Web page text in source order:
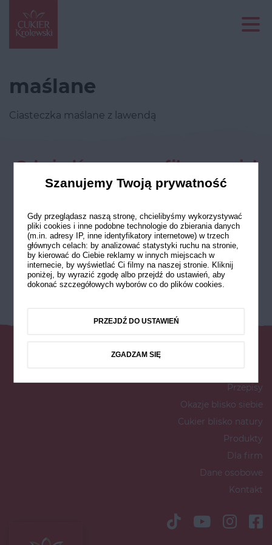
maślane
Ciasteczka maślane z lawendą
Odwiedź nasze profile w social
mediach
Przepisy
Okazje blisko siebie
Cukier blisko natury
Produkty
Dla firm
Dane osobowe
Kontakt
Szanujemy Twoją prywatność
Gdy przeglądasz naszą stronę, chcielibyśmy wykorzystywać
pliki cookies i inne podobne technologie do zbierania danych
(m.in. adresy IP, inne identyfikatory internetowe) w trzech
głównych celach: by analizować statystyki ruchu na stronie,
by kierować do Ciebie reklamy w innych miejscach w
internecie, by wyświetlać Ci filmy na naszej stronie. Kliknij
poniżej, by wyrazić zgodę albo przejdź do ustawień, aby
dokonać szczegółowych wyborów co do plików cookies.
PRZEJDŹ DO USTAWIEŃ
ZGADZAM SIĘ